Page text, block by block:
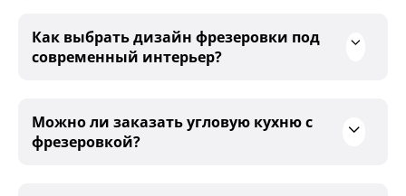
Как выбрать дизайн фрезеровки под
современный интерьер?
Можно ли заказать угловую кухню с
фрезеровкой?